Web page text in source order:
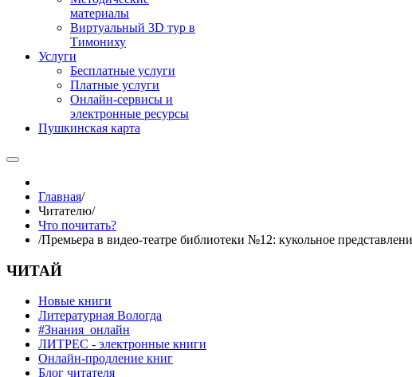
материалы
Виртуальный 3D тур в
Тимониху
Услуги
Бесплатные услуги
Платные услуги
Онлайн-сервисы и
электронные ресурсы
Пушкинская карта
Главная/
Читателю/
Что почитать?
/Премьера в видео-театре библиотеки №12: кукольное
ЧИТАЙ
Новые книги
Литературная Вологда
#Знания_онлайн
ЛИТРЕС - электронные книги
Онлайн-продление книг
Блог читателя